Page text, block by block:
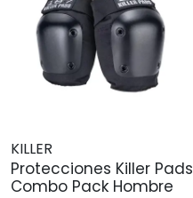
KILLER
Protecciones Killer Pads
Combo Pack Hombre